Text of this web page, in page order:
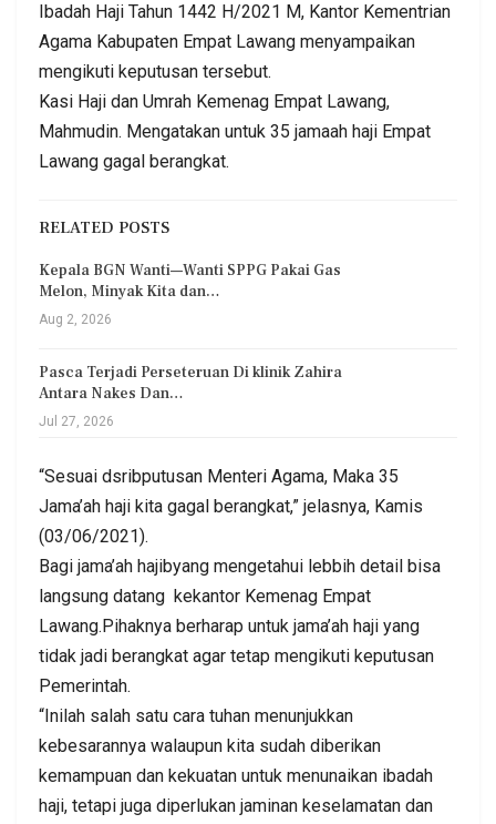
Ibadah Haji Tahun 1442 H/2021 M, Kantor Kementrian
Agama Kabupaten Empat Lawang menyampaikan
mengikuti keputusan tersebut.
Kasi Haji dan Umrah Kemenag Empat Lawang,
Mahmudin. Mengatakan untuk 35 jamaah haji Empat
Lawang gagal berangkat.
RELATED POSTS
Kepala BGN Wanti—Wanti SPPG Pakai Gas
Melon, Minyak Kita dan…
Aug 2, 2026
Pasca Terjadi Perseteruan Di klinik Zahira
Antara Nakes Dan…
Jul 27, 2026
“Sesuai dsribputusan Menteri Agama, Maka 35
Jama’ah haji kita gagal berangkat,” jelasnya, Kamis
(03/06/2021).
Bagi jama’ah hajibyang mengetahui lebbih detail bisa
langsung datang kekantor Kemenag Empat
Lawang.Pihaknya berharap untuk jama’ah haji yang
tidak jadi berangkat agar tetap mengikuti keputusan
Pemerintah.
“Inilah salah satu cara tuhan menunjukkan
kebesarannya walaupun kita sudah diberikan
kemampuan dan kekuatan untuk menunaikan ibadah
haji, tetapi juga diperlukan jaminan keselamatan dan